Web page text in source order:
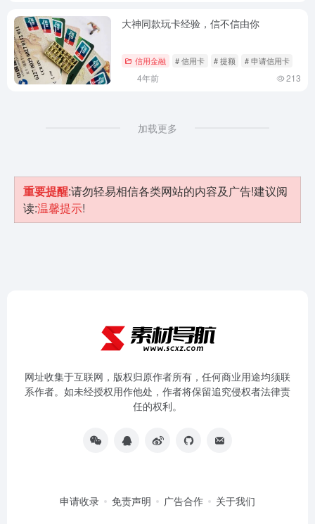
大神同款玩卡经验，信不信由你
信用金融 # 信用卡 # 提额 # 申请信用卡
4年前 213
加载更多
重要提醒:请勿轻易相信各类网站的内容及广告!建议阅
读:温馨提示!
网址收集于互联网，版权归原作者所有，任何商业用途均须联
系作者。如未经授权用作他处，作者将保留追究侵权者法律责
任的权利。
申请收录 免责声明 广告合作 关于我们